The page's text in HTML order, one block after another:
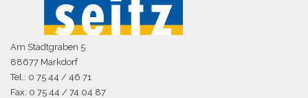
Am Stadtgraben 5
88677 Markdorf
Tel.: 0 75 44 / 46 71
Fax: 0 75 44 / 74 04 87